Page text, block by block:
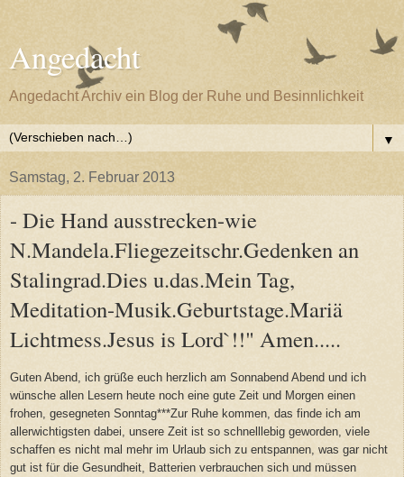
Angedacht
Angedacht Archiv ein Blog der Ruhe und Besinnlichkeit
▼
Samstag, 2. Februar 2013
- Die Hand ausstrecken-wie
N.Mandela.Fliegezeitschr.Gedenken an
Stalingrad.Dies u.das.Mein Tag,
Meditation-Musik.Geburtstage.Mariä
Lichtmess.Jesus is Lord`!!" Amen.....
Guten Abend, ich grüße euch herzlich am Sonnabend Abend und ich
wünsche allen Lesern heute noch eine gute Zeit und Morgen einen
frohen, gesegneten Sonntag***Zur Ruhe kommen, das finde ich am
allerwichtigsten dabei, unsere Zeit ist so schnelllebig geworden, viele
schaffen es nicht mal mehr im Urlaub sich zu entspannen, was gar nicht
gut ist für die Gesundheit, Batterien verbrauchen sich und müssen